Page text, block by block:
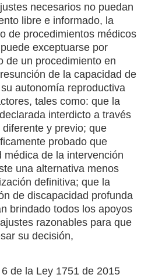
necesarios no puedan
libre e informado, la
de procedimientos médicos
exceptuarse por
de un procedimiento en
de la capacidad de
autonomía reproductiva
tales como: que la
interdicto a través
y previo; que
probado que
médica de la intervención
una alternativa menos
definitiva; que la
de discapacidad profunda
brindado todos los apoyos
razonables para que
su decisión,
de la Ley 1751 de 2015